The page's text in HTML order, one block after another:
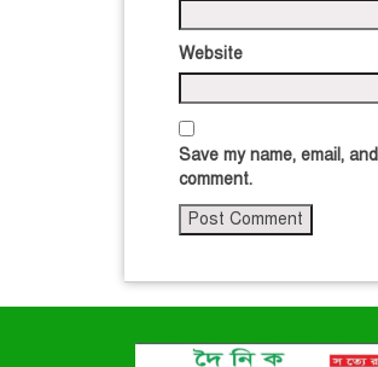
Website
Save my name, email,
comment.